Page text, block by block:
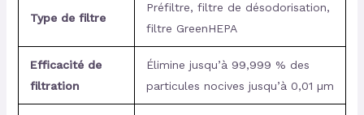
Type de filtre
Préfiltre, filtre de désodorisation,
filtre GreenHEPA
Efficacité de
filtration
Élimine jusqu’à 99,999 % des
particules nocives jusqu’à 0,01 µm